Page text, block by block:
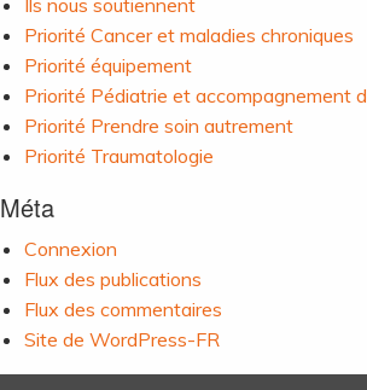
Ils nous soutiennent
Priorité Cancer et maladies chroniques
Priorité équipement
Priorité Pédiatrie et accompagnement
Priorité Prendre soin autrement
Priorité Traumatologie
Méta
Connexion
Flux des publications
Flux des commentaires
Site de WordPress-FR